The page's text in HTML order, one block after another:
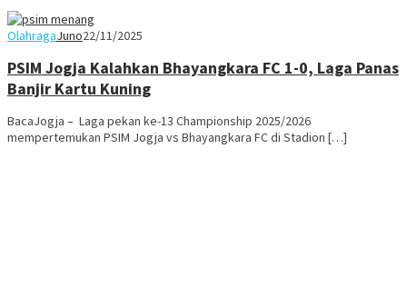
OlahragaJuno22/11/2025
PSIM Jogja Kalahkan Bhayangkara FC 1-0, Laga Panas
Banjir Kartu Kuning
BacaJogja – Laga pekan ke-13 Championship 2025/2026
mempertemukan PSIM Jogja vs Bhayangkara FC di Stadion […]